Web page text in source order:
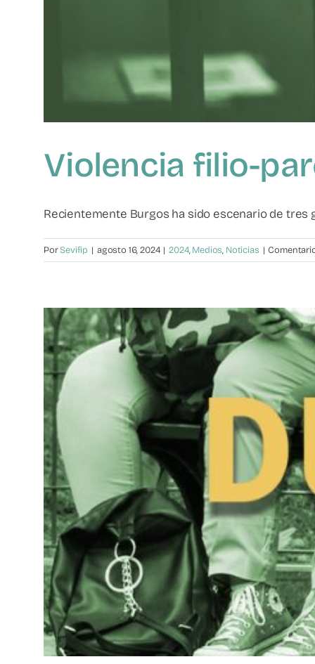
Violencia filio-
Recientemente Burgos ha sido escenario de tres
PorSevifip | agosto 16, 2024 | 2024,Medios, Noticias |